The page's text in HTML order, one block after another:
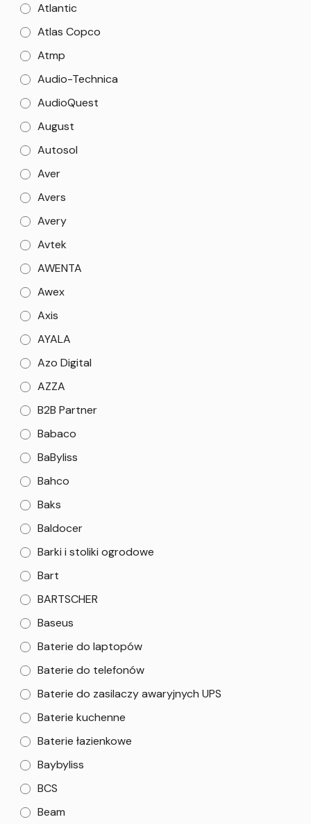
Atlantic
Atlas Copco
Atmp
Audio-Technica
AudioQuest
August
Autosol
Aver
Avers
Avery
Avtek
AWENTA
Awex
Axis
AYALA
Azo Digital
AZZA
B2B Partner
Babaco
BaByliss
Bahco
Baks
Baldocer
Barki i stoliki ogrodowe
Bart
BARTSCHER
Baseus
Baterie do laptopów
Baterie do telefonów
Baterie do zasilaczy awaryjnych UPS
Baterie kuchenne
Baterie łazienkowe
Baybyliss
BCS
Beam